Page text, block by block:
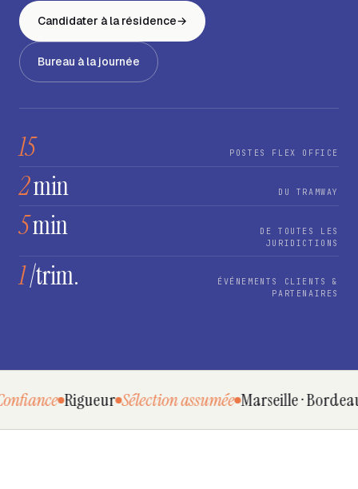
Candidater à la résidence→
Bureau à la journée
15 POSTES FLEX OFFICE
2min DU TRAMWAY
5min
DE TOUTES LES
JURIDICTIONS
1/trim.
ÉVÉNEMENTS CLIENTS &
PARTENAIRES
Rigueur Sélection assumée Marseille · Bordeaux